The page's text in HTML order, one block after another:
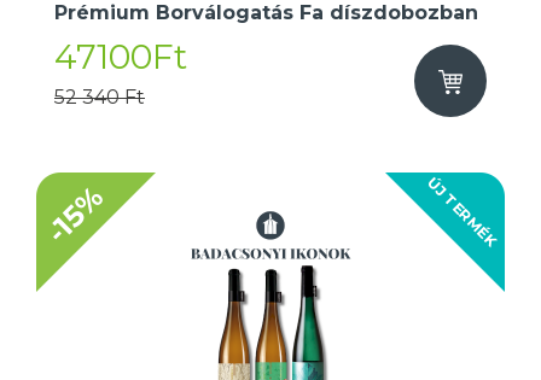
Prémium Borválogatás Fa díszdobozban
47100Ft
52 340 Ft
ÚJ TERMÉK
-15%